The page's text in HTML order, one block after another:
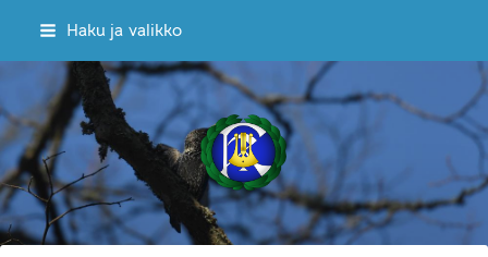
Siirry
sivun
sisältöön
Haku ja valikko
Sekakuoro Kulkuset ry